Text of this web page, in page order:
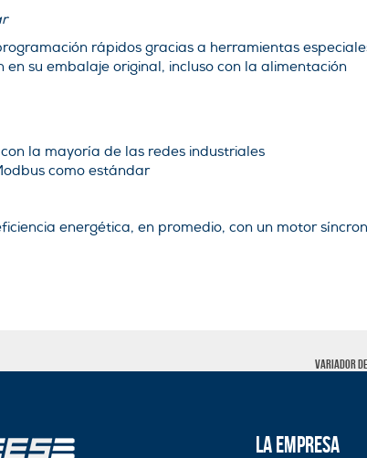
rápidos gracias a herramientas
en su embalaje original, incluso con la alimentación
la mayoría de las redes industriales
como estándar
energética, en promedio, con un motor
Variador
La Empresa